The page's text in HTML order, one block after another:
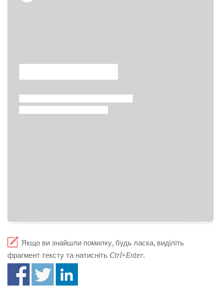
Якщо ви знайшли помилку, будь ласка, виділіть
фрагмент тексту та натисніть Ctrl+Enter.